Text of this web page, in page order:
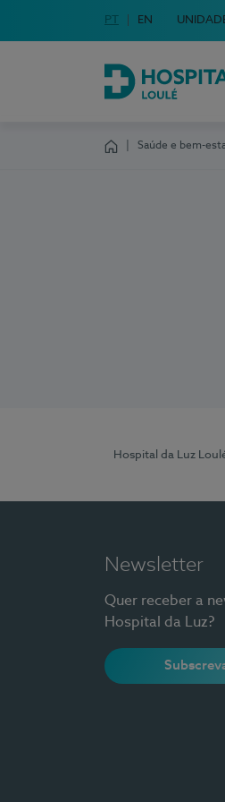
Escolha o seu idioma
Idioma em Português
PT English
EN
Hospital da Luz
Saúde e bem-
Hospital da Luz
Newsletter
Quer receber a
Hospital da Luz?